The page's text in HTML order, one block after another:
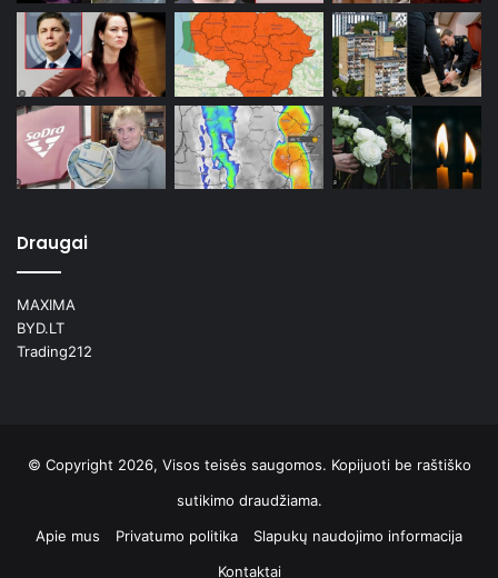
Draugai
MAXIMA
BYD.LT
Trading212
© Copyright 2026, Visos teisės saugomos. Kopijuoti be raštiško
sutikimo draudžiama.
Apie mus
Privatumo politika
Slapukų naudojimo informacija
Kontaktai